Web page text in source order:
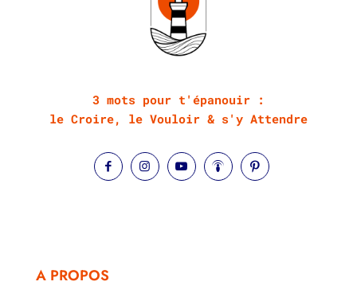
3 mots pour t'épanouir :
le Croire, le Vouloir & s'y Attendre
A PROPOS